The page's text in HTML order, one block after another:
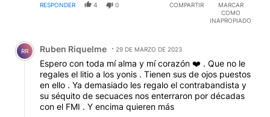
RESPONDER 4 0 COMPARTIR
MARCAR
COMO
INAPROPIADO
Comentario de Ruben Riquelme.
RR Ruben Riquelme 29 DE MARZO DE 2023
Espero con toda mí alma y mí corazón ❤️ . Que no le
regales el litio a los yonis . Tienen sus de ojos puestos
en ello . Ya demasiado les regalo el contrabandista y
su séquito de secuaces nos enterraron por décadas
con el FMI . Y encima quieren más